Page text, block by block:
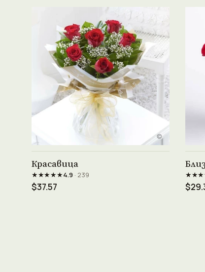
Красавица
★★★★★4.9· 239
$37.57